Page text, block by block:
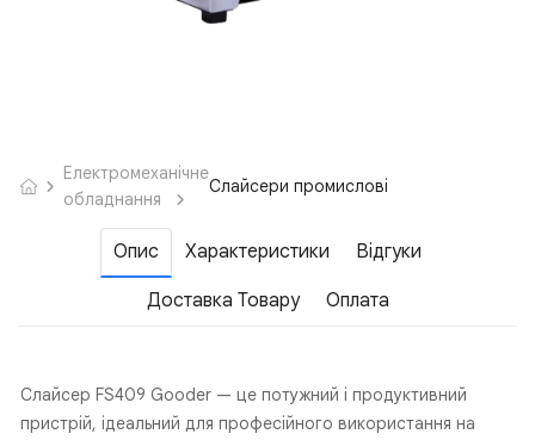
Електромеханічне
обладнання
Слайсери промислові
Опис Характеристики Відгуки
Доставка Товару Оплата
Слайсер FS409 Gooder — це потужний і продуктивний
пристрій, ідеальний для професійного використання на